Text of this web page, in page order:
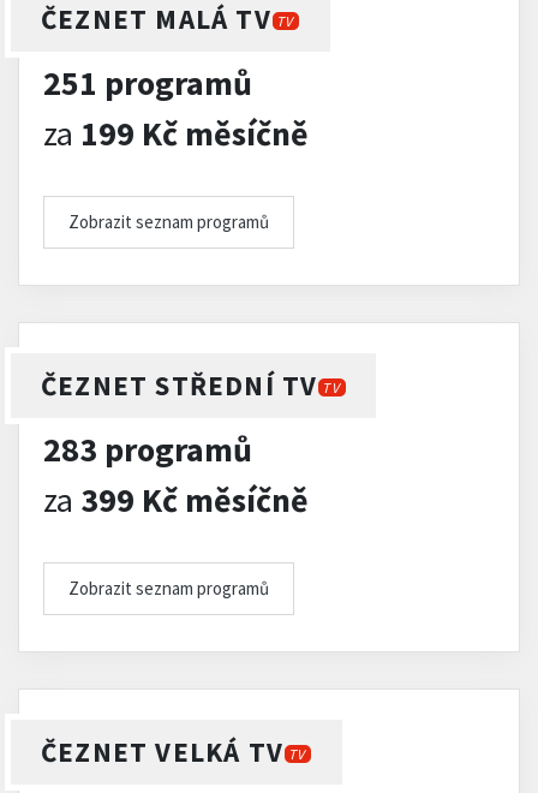
ČEZNET MALÁ TV TV
251 programů
za 199 Kč měsíčně
Zobrazit seznam programů
ČEZNET STŘEDNÍ TV TV
283 programů
za 399 Kč měsíčně
Zobrazit seznam programů
ČEZNET VELKÁ TV TV